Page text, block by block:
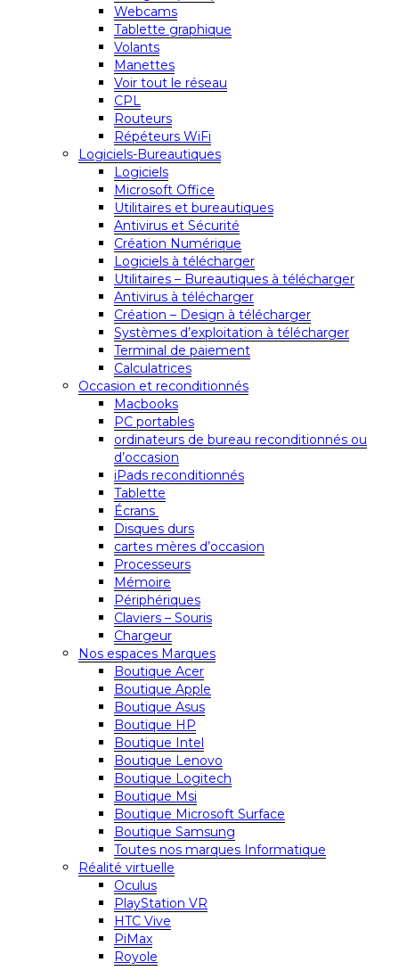
Webcams
Tablette graphique
Volants
Manettes
Voir tout le réseau
CPL
Routeurs
Répéteurs WiFi
Logiciels-Bureautiques
Logiciels
Microsoft Office
Utilitaires et bureautiques
Antivirus et Sécurité
Création Numérique
Logiciels à télécharger
Utilitaires – Bureautiques à télécharger
Antivirus à télécharger
Création – Design à télécharger
Systèmes d’exploitation à télécharger
Terminal de paiement
Calculatrices
Occasion et reconditionnés
Macbooks
PC portables
ordinateurs de bureau reconditionnés ou
d’occasion
iPads reconditionnés
Tablette
Écrans
Disques durs
cartes mères d’occasion
Processeurs
Mémoire
Périphériques
Claviers – Souris
Chargeur
Nos espaces Marques
Boutique Acer
Boutique Apple
Boutique Asus
Boutique HP
Boutique Intel
Boutique Lenovo
Boutique Logitech
Boutique Msi
Boutique Microsoft Surface
Boutique Samsung
Toutes nos marques Informatique
Réalité virtuelle
Oculus
PlayStation VR
HTC Vive
PiMax
Royole